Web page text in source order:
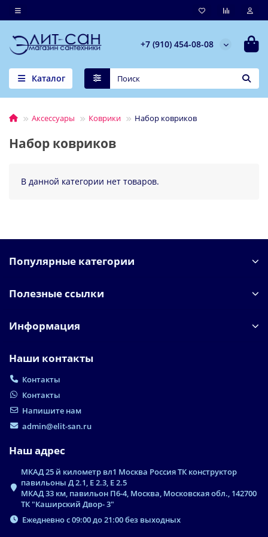
+7 (910) 454-08-08
Каталог
Аксессуары Коврики Набор ковриков
Набор ковриков
В данной категории нет товаров.
Популярные категории
Полезные ссылки
Информация
Наши контакты
Контакты
Контакты
Напишите нам
admin@elit-san.ru
Наш адрес
МКАД 25 й километр вл1 Москва Россия ТК конструктор
павильоны Д 2.1, Е 2.3, Е 2.5
МКАД 33 км, павильон П6-4, Москва, Московская обл., 142700
ТК "Каширский Двор- 3"
Ежедневно с 09:00 до 21:00 без выходных